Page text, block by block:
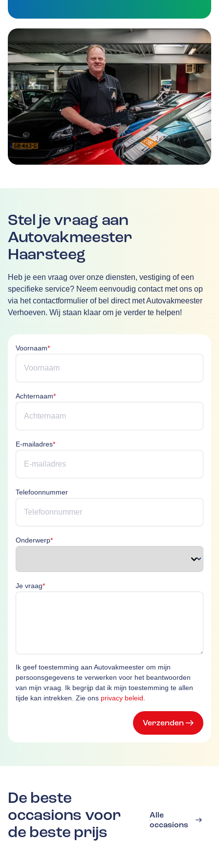
Stel je vraag aan
Autovakmeester
Haarsteeg
Heb je een vraag over onze diensten, vestiging of een
specifieke service? Neem eenvoudig contact met ons op
via het contactformulier of bel direct met Autovakmeester
Verhoeven. Wij staan klaar om je verder te helpen!
Voornaam*Voornaam is verplicht
Achternaam*Achternaam is verplicht
E-mailadres*E-mailadres is verplicht
Telefoonnummer
Onderwerp*Onderwerp is verplicht
Je vraag*Je vraag is verplicht
Ik geef toestemming aan Autovakmeester om mijn
persoonsgegevens te verwerken voor het beantwoorden
van mijn vraag. Ik begrijp dat ik mijn toestemming te allen
tijde kan intrekken. Zie ons privacy beleid.
Verzenden
De beste
occasions voor
de beste prijs
Alle
occasions